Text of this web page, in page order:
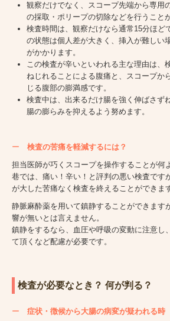
観察だけでなく、スコープ先端から専用
の採取・ポリープの切除などを行うこと
検査時間は、観察だけなら通常15分ほど
の状態は個人差が大きく、挿入が難しい
がかかります。
この検査が辛いといわれる主な理由は、
ねじれることによる腹痛と、スコープか
じる腹部の膨満感です。
検査中は、出来るだけ腸を強く伸ばさず
腸の膨らみを抑えるよう努めます。
ー 検査の苦痛を軽減するには？
担当医師が巧くスコープを操作することが何
巷では、痛い！辛い！と評判の悪い検査です
が大した苦痛なく検査を終えることができま
静脈麻酔薬を用いて鎮静することができます
響が無いとは言えません。
鎮静をするなら、血圧や呼吸の変動に注意し
て頂くなど配慮が必要です。
検査が必要なとき？ 何が判る？
ー 症状・徴候から大腸の病変が疑われる時